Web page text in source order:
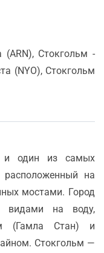
(ARN), Стокгольм -
(NYO), Стокгольм
и один из самых
расположенный на
мостами. Город
видами на воду,
(Гамла Стан) и
Стокгольм —